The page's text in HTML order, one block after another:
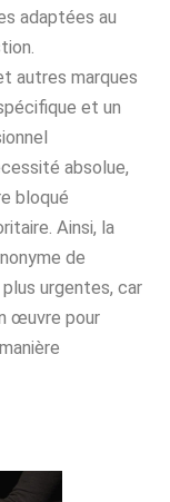
adaptées au
autres marques
et un
absolue,
bloqué
Ainsi, la
de
urgentes, car
œuvre pour